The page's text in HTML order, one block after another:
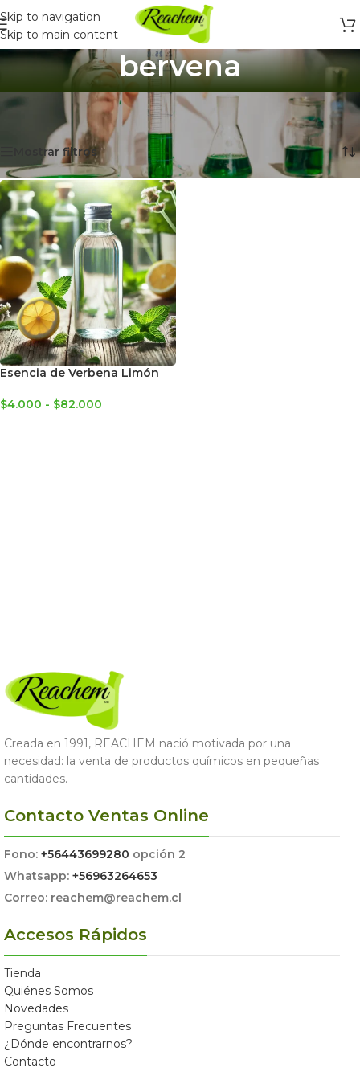
Skip to navigation
Skip to main content
bervena
Inicio
Productos etiquetados “bervena”
Mostrando el único resultado
Mostrar filtros
Esencia de Verbena Limón
$4.000 - $82.000
Creada en 1991, REACHEM nació motivada por una
necesidad: la venta de productos químicos en pequeñas
cantidades.
Contacto Ventas Online
Fono: +56443699280 opción 2
Whatsapp: +56963264653
Correo: reachem@reachem.cl
Accesos Rápidos
Tienda
Quiénes Somos
Novedades
Preguntas Frecuentes
¿Dónde encontrarnos?
Contacto